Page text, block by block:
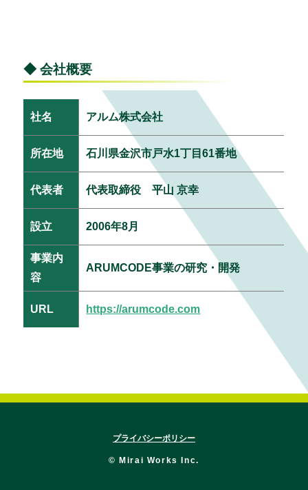
◆ 会社概要
社名 アルム株式会社
所在地 石川県金沢市戸水1丁目61番地
代表者 代表取締役 平山 京幸
設立 2006年8月
事業内
容
ARUMCODE事業の研究・開発
URL https://arumcode.com
プライバシーポリシー
© Mirai Works Inc.